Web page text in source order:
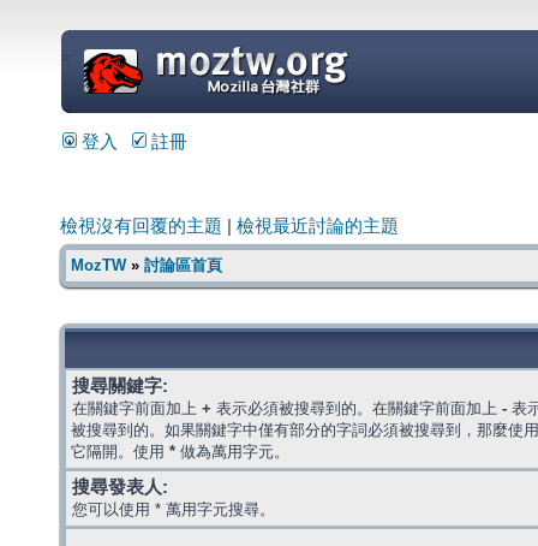
=
登入 註冊
檢視沒有回覆的主題 檢視最近討論的主題
MozTW» 討論區首頁
搜尋關鍵字:
在關鍵字前面加上 + 表示必須被搜尋到的。在關鍵字前面加上 - 表
被搜尋到的。如果關鍵字中僅有部分的字詞必須被搜尋到，那麼使
它隔開。使用 * 做為萬用字元。
搜尋發表人:
您可以使用 * 萬用字元搜尋。